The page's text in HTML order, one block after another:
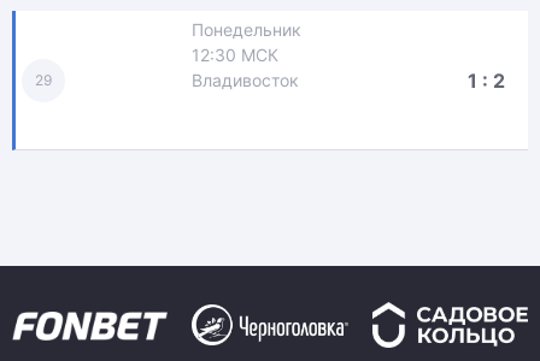
29
Понедельник
12:30 МСК
Владивосток
1 : 2